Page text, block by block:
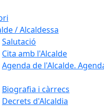
/ Alcaldessa
Salutació
Cita amb l'Alcalde
Agenda de l'Alcalde.
Biografia i càrrecs
Decrets d'Alcaldia